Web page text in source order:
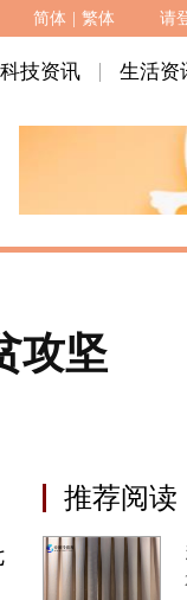
简体 繁体 请
科技资讯 生活资
攻坚
推荐阅读